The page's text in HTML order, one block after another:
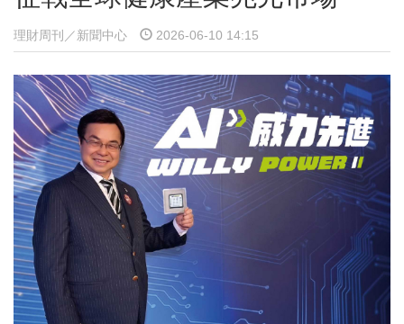
理財周刊／新聞中心 2026-06-10 14:15